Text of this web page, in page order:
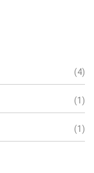
(4)
(1)
(1)